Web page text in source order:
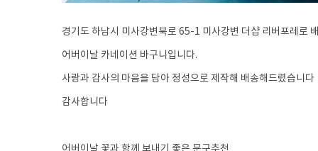
경기도 하남시 미사강변북로 65-1 미사강변 더샵 리버포레로
어버이날 카네이션 바구니입니다.
사랑과 감사의 마음을 담아 정성으로 제작해 배송해드렸습니다
감사합니다
어버이날 꽃과 함께 보내기 좋은 문구추천